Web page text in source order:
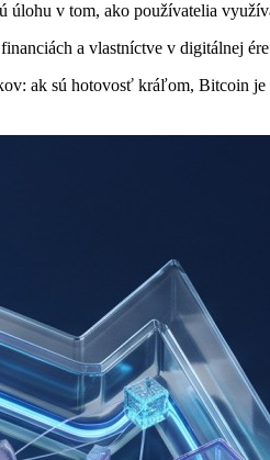
úlohu v tom, ako používatelia
a vlastníctve v digitálnej
ak sú hotovosť kráľom, Bitcoin je